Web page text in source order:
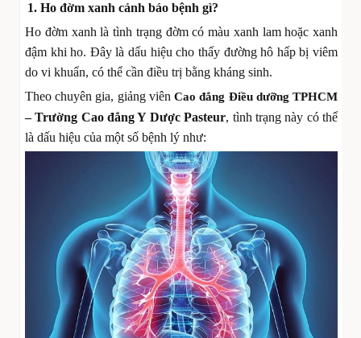
1. Ho đờm xanh cảnh báo bệnh gì?
Ho đờm xanh là tình trạng đờm có màu xanh lam hoặc xanh
đậm khi ho. Đây là dấu hiệu cho thấy đường hô hấp bị viêm
do vi khuẩn, có thể cần điều trị bằng kháng sinh.
Theo chuyên gia, giảng viênCao đẳng Điều dưỡng TPHCM
– Trường Cao đẳng Y Dược Pasteur, tình trạng này có thể
là dấu hiệu của một số bệnh lý như: